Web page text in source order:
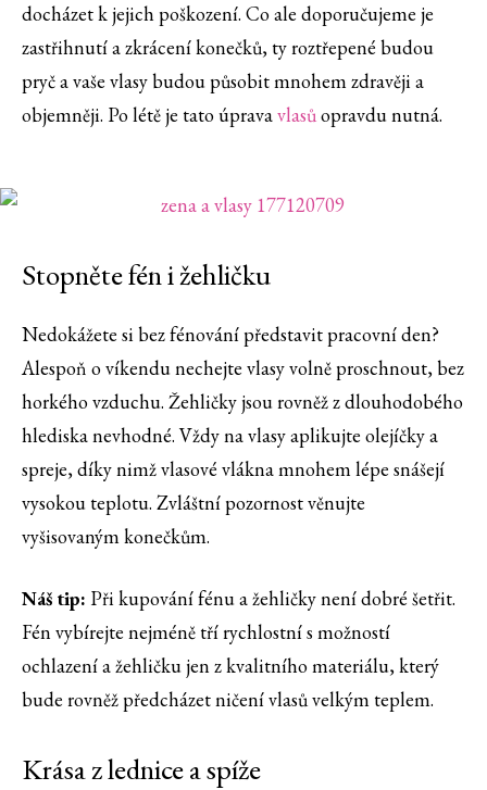
docházet k jejich poškození. Co ale doporučujeme je
zastřihnutí a zkrácení konečků, ty roztřepené budou
pryč a vaše vlasy budou působit mnohem zdravěji a
objemněji. Po létě je tato úpravavlasůopravdu nutná.
Stopněte fén i žehličku
Nedokážete si bez fénování představit pracovní den?
Alespoň o víkendu nechejte vlasy volně proschnout, bez
horkého vzduchu. Žehličky jsou rovněž z dlouhodobého
hlediska nevhodné. Vždy na vlasy aplikujte olejíčky a
spreje, díky nimž vlasové vlákna mnohem lépe snášejí
vysokou teplotu. Zvláštní pozornost věnujte
vyšisovaným konečkům.
Náš tip: Při kupování fénu a žehličky není dobré šetřit.
Fén vybírejte nejméně tří rychlostní s možností
ochlazení a žehličku jen z kvalitního materiálu, který
bude rovněž předcházet ničení vlasů velkým teplem.
Krása z lednice a spíže